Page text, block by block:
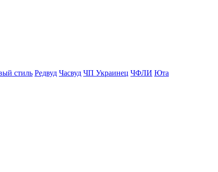
стиль Редвуд Часвуд ЧП Украинец ЧФЛИ Юта